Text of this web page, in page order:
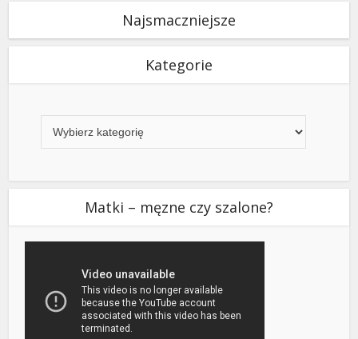
Najsmaczniejsze
Kategorie
Matki – męzne czy szalone?